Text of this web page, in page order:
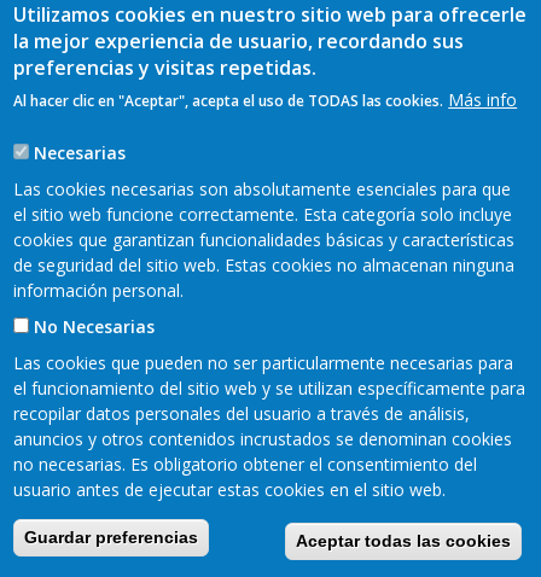
Pie
de
Página
Mapa web
Aviso legal
Política de privacidad
Cookies
Accesibilidad
Utilizamos cookies en nuestro sitio web para ofrecerle
la mejor experiencia de usuario, recordando sus
preferencias y visitas repetidas.
Al hacer clic en "Aceptar", acepta el uso de TODAS las cookies. Más info
Necesarias
Las cookies necesarias son absolutamente esenciales para que
el sitio web funcione correctamente. Esta categoría solo incluye
cookies que garantizan funcionalidades básicas y características
de seguridad del sitio web. Estas cookies no almacenan ninguna
información personal.
No Necesarias
Las cookies que pueden no ser particularmente necesarias para
el funcionamiento del sitio web y se utilizan específicamente para
recopilar datos personales del usuario a través de análisis,
anuncios y otros contenidos incrustados se denominan cookies
no necesarias. Es obligatorio obtener el consentimiento del
usuario antes de ejecutar estas cookies en el sitio web.
Guardar preferencias Aceptar todas las cookies